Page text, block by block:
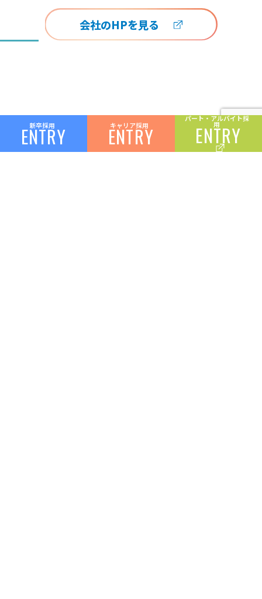
会社のHPを見る
新卒採用
ENTRY キャリア採用
ENTRY
パート・アルバイト採
用
ENTRY
両備を知る
トップメッセージ